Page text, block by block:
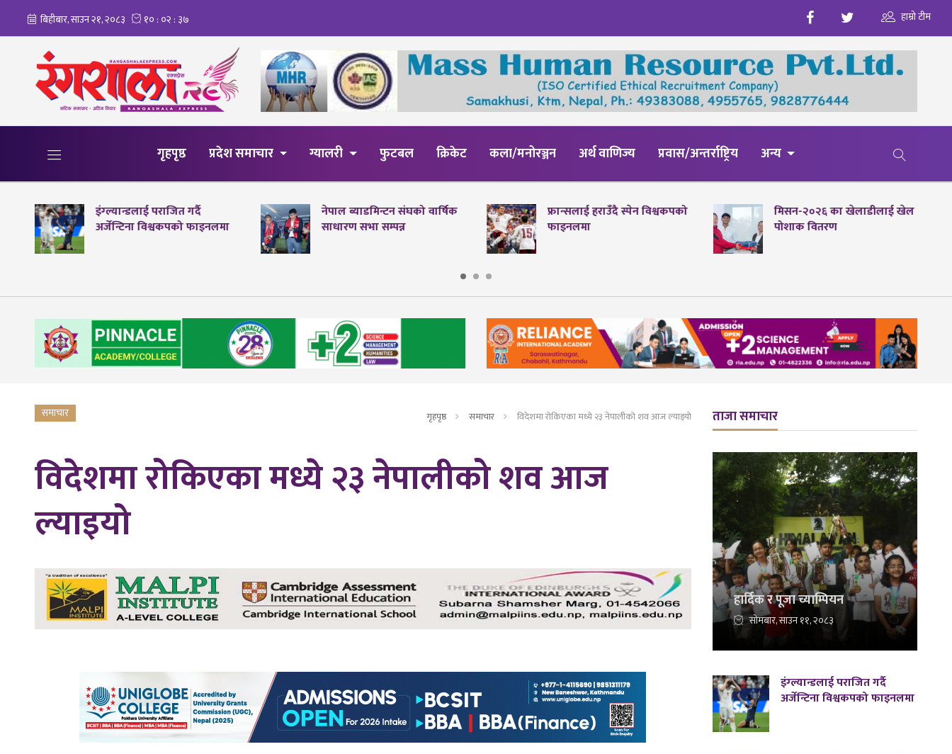
हाम्रो टीम
गृहपृष्ठ प्रदेश समाचार ग्यालरी फुटबल क्रिकेट कला/मनोरञ्जन अर्थ वाणिज्य प्रवास/अन्तर्राष्ट्रिय अन्य
इंग्ल्यान्डलाई पराजित गर्दै
अर्जेन्टिना विश्वकपको फाइनलमा
नेपाल ब्याडमिन्टन संघको वार्षिक
साधारण सभा सम्पन्न
फ्रान्सलाई हराउँदै स्पेन विश्वकपको
फाइनलमा
मिसन-२०२६ का खेलाडीलाई खेल
पोशाक वितरण
समाचार गृहपृष्ठ समाचार विदेशमा रोकिएका मध्ये २३ नेपालीको शव आज ल्याइयो
विदेशमा रोकिएका मध्ये २३ नेपालीको शव आज
ल्याइयो
ताजा समाचार
हार्दिक र पूजा च्याम्पियन
सोमबार, साउन ११, २०८३
इंग्ल्यान्डलाई पराजित गर्दै
अर्जेन्टिना विश्वकपको फाइनलमा